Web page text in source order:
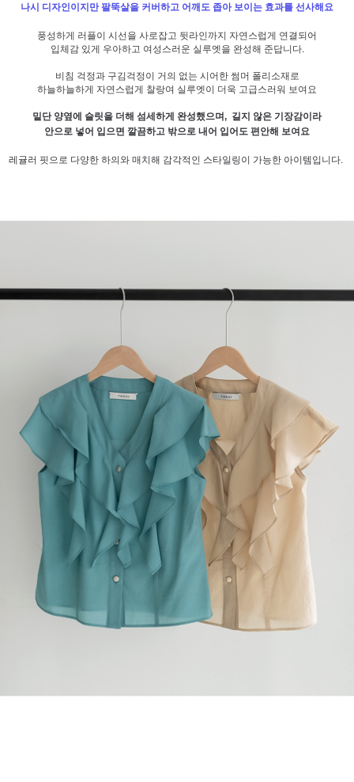
나시 디자인이지만 팔뚝살을 커버하고 어깨도 좁아 보이는 효과를 선사해요
풍성하게 러플이 시선을 사로잡고 뒷라인까지 자연스럽게 연결되어
입체감 있게 우아하고 여성스러운 실루엣을 완성해 준답니다.
비침 걱정과 구김걱정이 거의 없는 시어한 썸머 폴리소재로
하늘하늘하게 자연스럽게 찰랑여 실루엣이 더욱 고급스러워 보여요
밑단 양옆에 슬릿을 더해 섬세하게 완성했으며, 길지 않은 기장감이라
안으로 넣어 입으면 깔끔하고 밖으로 내어 입어도 편안해 보여요
레귤러 핏으로 다양한 하의와 매치해 감각적인 스타일링이 가능한 아이템입니다.